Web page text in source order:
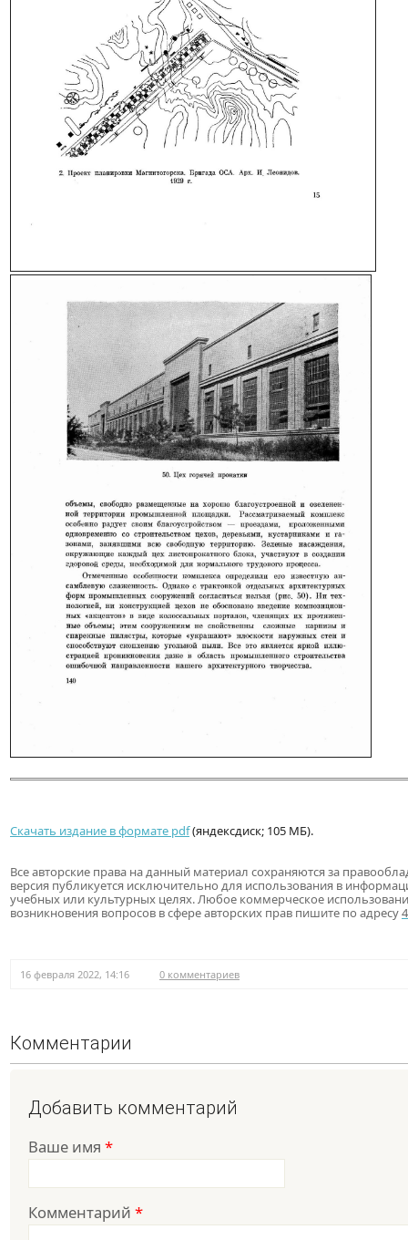
Скачать издание в формате pdf(яндексдиск; 105 МБ).
Все авторские права на данный материал сохраняются за
версия публикуется исключительно для использования в
учебных или культурных целях. Любое коммерческое
возникновения вопросов в сфере авторских прав пишите по адресу
16 февраля 2022, 14:16 0 комментариев
Комментарии
Добавить комментарий
Ваше имя *
Комментарий *